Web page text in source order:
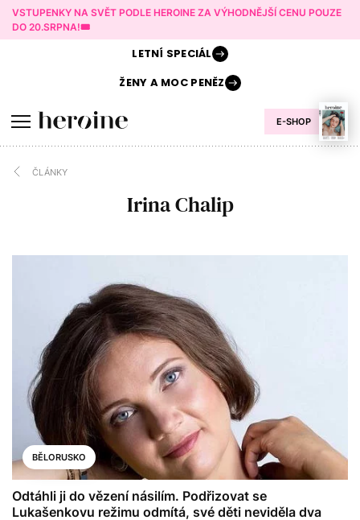
VSTUPENKY NA SVĚT PODLE HEROINE ZA VÝHODNĚJŠÍ CENU POUZE
DO 20.SRPNA!🎟️
E-SHOP
LETNÍ SPECIÁL
ŽENY AMOC PENĚZ
ČLÁNKY
Irina Chalip
BĚLORUSKO
Odtáhli ji do vězení násilím. Podřizovat se
Lukašenkovu režimu odmítá, své děti neviděla dva